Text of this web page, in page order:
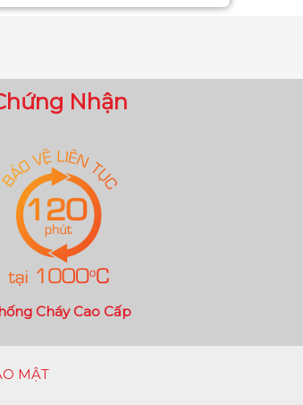
Nhận
Cháy Cao Cấp
MẬT